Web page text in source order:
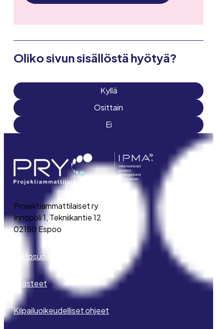
Oliko sivun sisällöstä hyötyä?
Kyllä
Osittain
Ei
Projektiammattilaiset ry
Innopoli 1, Tekniikantie 12
02150 Espoo
Tietosuojaseloste
Evästeet
Kilpailuoikeudelliset ohjeet